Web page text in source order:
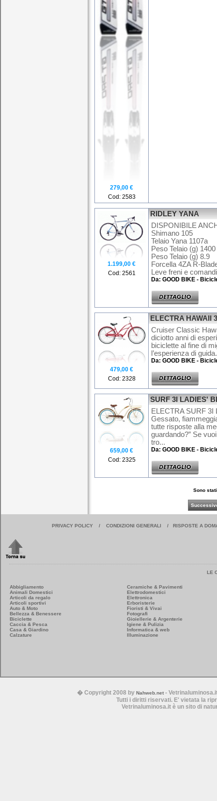
279,00 €
Cod: 2583
1.199,00 €
Cod: 2561
RIDLEY YANA
DISPONIBILE
Shimano 105
Telaio Yana 1107a
Peso Telaio (g) 1400
Peso Telaio (g) 8.9
Forcella 4ZA R-
Leve freni e
Da: GOOD BIKE -
479,00 €
Cod: 2328
ELECTRA HAWAII
Cruiser Classic
diciotto anni di
biciclette al fine di
l’esperienza di
Da: GOOD BIKE -
659,00 €
Cod: 2325
SURF 3I LADIES'
ELECTRA SURF
Gessato,
tutte risposte alla
guardando?” Se
tro...
Da: GOOD BIKE -
Sono
PRIVACY POLICY / CONDIZIONI GENERALI / RISPOSTE A
LE
Abbigliamento
Animali Domestici
Articoli da regalo
Articoli sportivi
Auto & Moto
Bellezza & Benessere
Biciclette
Caccia & Pesca
Casa & Giardino
Calzature
Ceramiche & Pavimenti
Elettrodomestici
Elettronica
Erboristerie
Fioristi & Vivai
Fotografi
Gioiellerie & Argenterie
Igiene & Pulizia
Informatica & web
Illuminazione
� Copyright 2008 by Nahweb.net-
Tutti i diritti riservati. E' vietata la
Vetrinaluminosa.it è un sito di